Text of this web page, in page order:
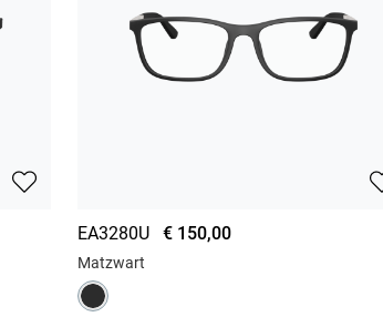
EA3280U € 150,00
Matzwart